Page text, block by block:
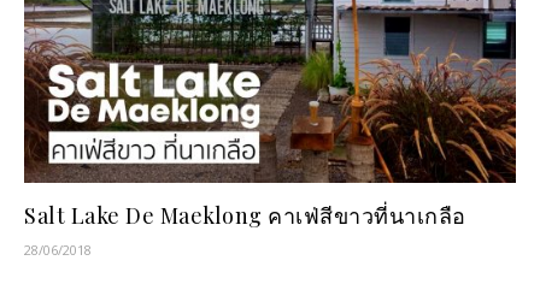
Salt Lake De Maeklong คาเฟ่สีขาวที่นาเกลือ
28/06/2018